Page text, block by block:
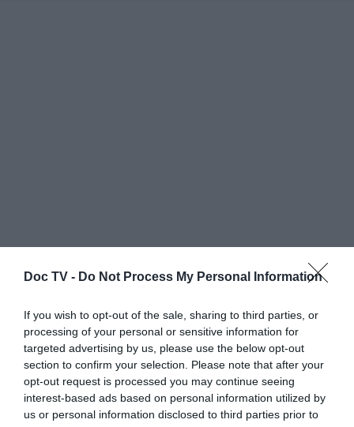
Doc TV - Do Not Process My Personal Information
If you wish to opt-out of the sale, sharing to third parties, or
processing of your personal or sensitive information for
targeted advertising by us, please use the below opt-out
section to confirm your selection. Please note that after your
opt-out request is processed you may continue seeing
interest-based ads based on personal information utilized by
us or personal information disclosed to third parties prior to